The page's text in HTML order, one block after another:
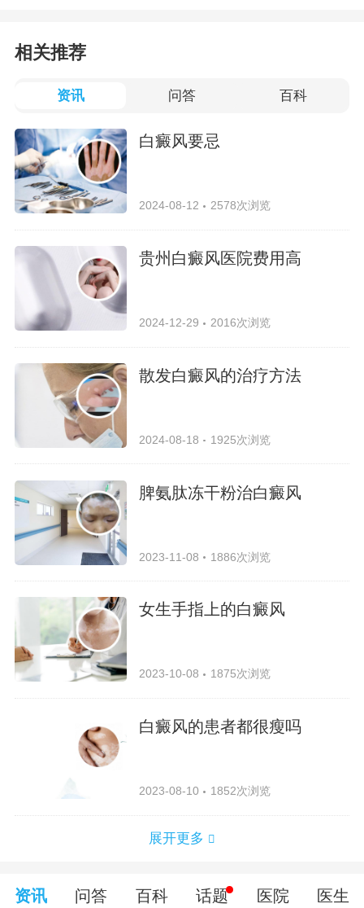
相关推荐
资讯 问答 百科
白癜风要忌
2024-08-12 2578次浏览
贵州白癜风医院费用高
2024-12-29 2016次浏览
散发白癜风的治疗方法
2024-08-18 1925次浏览
脾氨肽冻干粉治白癜风
2023-11-08 1886次浏览
女生手指上的白癜风
2023-10-08 1875次浏览
白癜风的患者都很瘦吗
2023-08-10 1852次浏览
展开更多
资讯 问答 百科 话题 医院 医生